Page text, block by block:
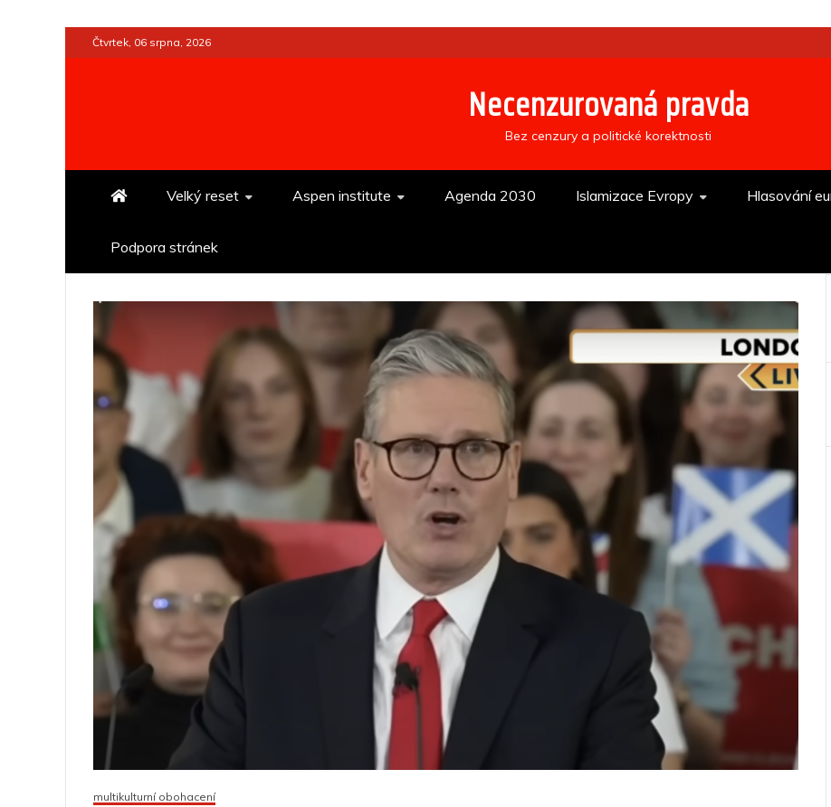
to
Čtvrtek, 06 srpna, 2026
Necenzurovaná pravda
Bez cenzury a politické korektnosti
Velký reset Aspen institute Agenda 2030 Islamizace Evropy Hlasování
Podpora stránek
multikulturní obohacení